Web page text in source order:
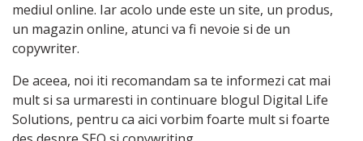
mediul online. Iar acolo unde este un site, un produs,
un magazin online, atunci va fi nevoie si de un
copywriter.
De aceea, noi iti recomandam sa te informezi cat mai
mult si sa urmaresti in continuare blogul Digital Life
Solutions, pentru ca aici vorbim foarte mult si foarte